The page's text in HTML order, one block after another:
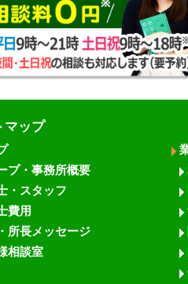
マップ
プ・事務所概要
・スタッフ
費用
所長メッセージ
相談室